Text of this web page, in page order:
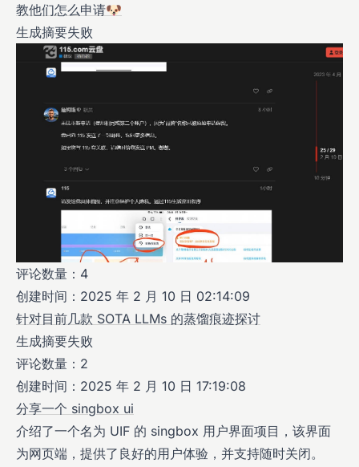
教他们怎么申请🐶
生成摘要失败
评论数量：4
创建时间：2025 年 2 月 10 日 02:14:09
针对目前几款 SOTA LLMs 的蒸馏痕迹探讨
生成摘要失败
评论数量：2
创建时间：2025 年 2 月 10 日 17:19:08
分享一个 singbox ui
介绍了一个名为 UIF 的 singbox 用户界面项目，该界面
为网页端，提供了良好的用户体验，并支持随时关闭。